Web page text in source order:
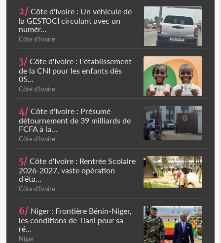
2/ Côte d'Ivoire : Un véhicule de
la GESTOCI circulant avec un
numér...
Côte d'Ivoire
3/ Côte d'Ivoire : L'établissement
de la CNI pour les enfants dès
05...
Côte d'Ivoire
4/ Côte d'Ivoire : Présumé
détournement de 39 milliards de
FCFA à la...
Côte d'Ivoire
5/ Côte d'Ivoire : Rentrée Scolaire
2026-2027, vaste opération
d'éta...
Côte d'Ivoire
6/ Niger : Frontière Bénin-Niger,
les conditions de Tiani pour sa
ré...
Niger